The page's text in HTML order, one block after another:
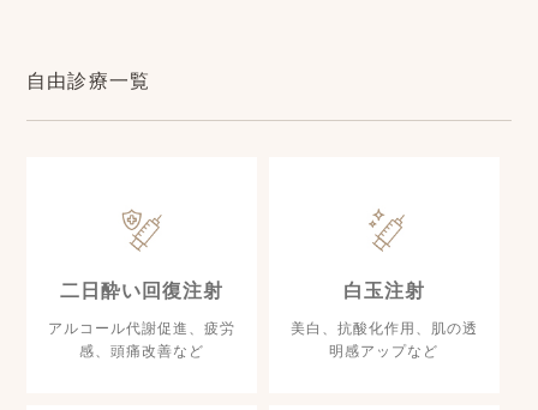
自由診療一覧
二日酔い回復注射
アルコール代謝促進、疲労
感、頭痛改善など
白玉注射
美白、抗酸化作用、肌の透
明感アップなど